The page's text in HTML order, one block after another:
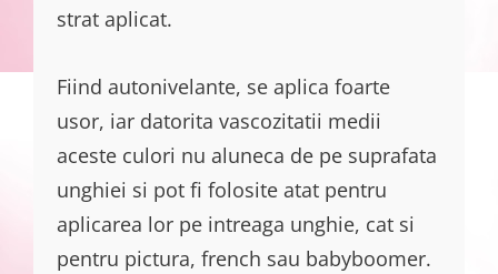
strat aplicat.
Fiind autonivelante, se aplica foarte
usor, iar datorita vascozitatii medii
aceste culori nu aluneca de pe suprafata
unghiei si pot fi folosite atat pentru
aplicarea lor pe intreaga unghie, cat si
pentru pictura, french sau babyboomer.